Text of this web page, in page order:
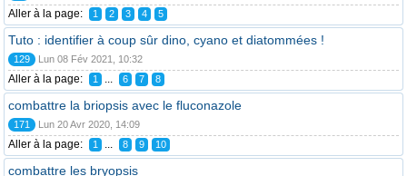
Aller à la page: 1 2 3 4 5
Tuto : identifier à coup sûr dino, cyano et diatommées !
129 Lun 08 Fév 2021, 10:32
Aller à la page: 1 ... 6 7 8
combattre la briopsis avec le fluconazole
171 Lun 20 Avr 2020, 14:09
Aller à la page: 1 ... 8 9 10
combattre les bryopsis